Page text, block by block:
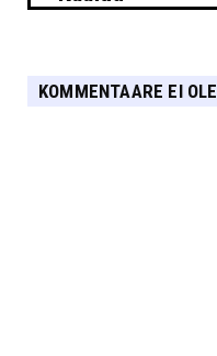
KOMMENTAARE EI OLE